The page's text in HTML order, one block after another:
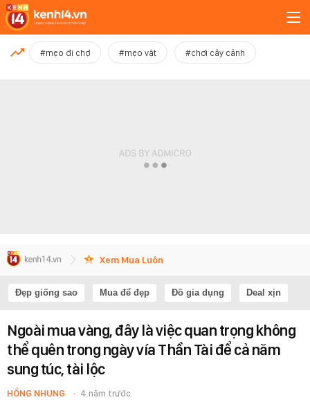
MỚI NHẤT
#mẹo đi chợ #mẹo vặt #chơi cây cảnh
Xem Mua Luôn
Đẹp giống sao Mua để đẹp Đồ gia dụng Deal xịn
Ngoài mua vàng, đây là việc quan trọng không
thể quên trong ngày vía Thần Tài để cả năm
sung túc, tài lộc
HỒNG NHUNG 4 năm trước